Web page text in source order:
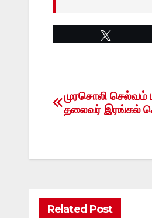
Post
முரசொலி செல்வம்
தலைவர் இரங்கல்
Related Post